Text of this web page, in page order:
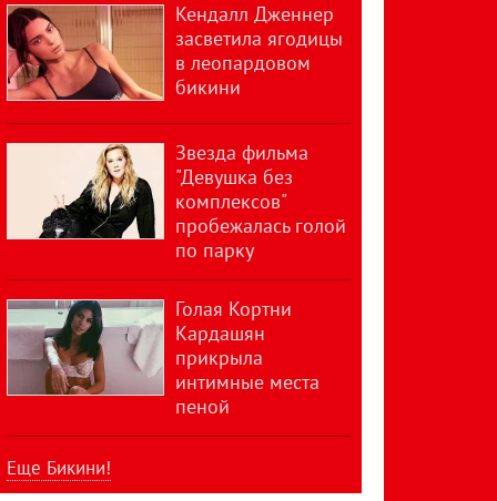
Кендалл Дженнер
засветила ягодицы
в леопардовом
бикини
Звезда фильма
"Девушка без
комплексов"
пробежалась голой
по парку
Голая Кортни
Кардашян
прикрыла
интимные места
пеной
Еще Бикини!